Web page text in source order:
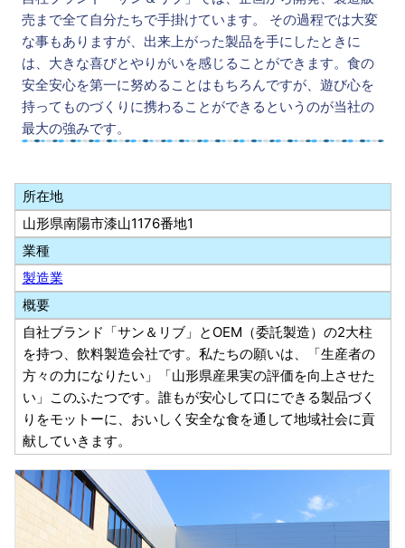
売まで全て自分たちで手掛けています。 その過程では大変
な事もありますが、出来上がった製品を手にしたときに
は、大きな喜びとやりがいを感じることができます。食の
安全安心を第一に努めることはもちろんですが、遊び心を
持ってものづくりに携わることができるというのが当社の
最大の強みです。
所在地
山形県南陽市漆山1176番地1
業種
製造業
概要
自社ブランド「サン＆リブ」とOEM（委託製造）の2大柱
を持つ、飲料製造会社です。私たちの願いは、「生産者の
方々の力になりたい」「山形県産果実の評価を向上させた
い」このふたつです。誰もが安心して口にできる製品づく
りをモットーに、おいしく安全な食を通して地域社会に貢
献していきます。